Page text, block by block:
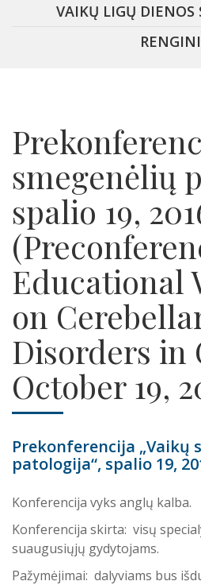
VAIKŲ LIGŲ DIENOS
smegenėlių
spalio 19,
Educational
on
Disorders in
October 19,
Prekonferencija „Vaikų
patologija“, spalio 19,
Konferencija vyks anglų kalba.
Konferencija skirta: visų
suaugusiųjų gydytojams.
Pažymėjimai: dalyviams bus